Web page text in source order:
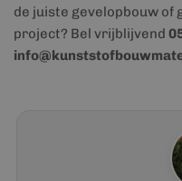
de juiste gevelopbouw of
project? Bel vrijblijvend